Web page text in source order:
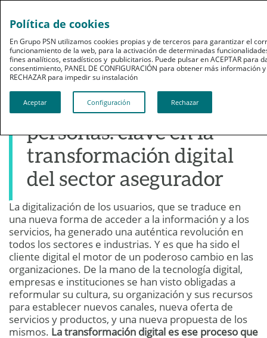
Profesionales
La gestión de las
personas: clave en la
transformación digital
del sector asegurador
28 de noviembre de 2017
Publicado por: GRUPO PSN
La digitalización de los usuarios, que se traduce en
una nueva forma de acceder a la información y a los
servicios, ha generado una auténtica revolución en
todos los sectores e industrias. Y es que ha sido el
cliente digital el motor de un poderoso cambio en las
organizaciones. De la mano de la tecnología digital,
empresas e instituciones se han visto obligadas a
reformular su cultura, su organización y sus recursos
para establecer nuevos canales, nueva oferta de
servicios y productos, y una nueva propuesta de los
mismos. La transformación digital es ese proceso que
Política de cookies
En Grupo PSN utilizamos cookies propias y de terceros para garantizar el
funcionamiento de la web, para la activación de determinadas
fines analíticos, estadísticos y publicitarios. Puede pulsar en ACEPTAR para
consentimiento, PANEL DE CONFIGURACIÓN para obtener más información
RECHAZAR para impedir su instalación​​​​​​​
Aceptar Configuración Rechazar